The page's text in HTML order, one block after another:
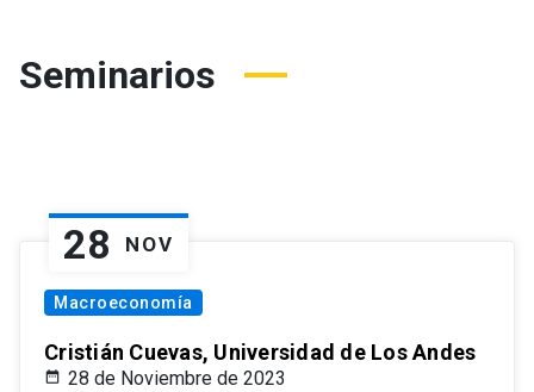
Seminarios
28 NOV
Macroeconomía
Cristián Cuevas, Universidad de Los Andes
28 de Noviembre de 2023